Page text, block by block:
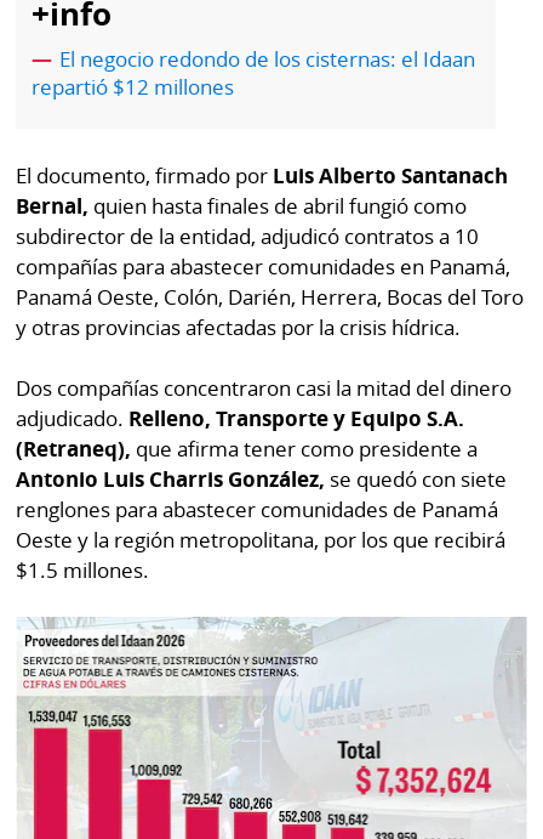
OTROS
SITIOS
Metro
Tienda
Panamá
Tus
Tiquetes
Cero
KM
Corprensa
Ellas
Club
La
Prensa
Fácil
⌾
Hoy
por
Hoy
Sábado
⌾
La
Repregunta
⌾
Tal
Cual
⌾
Sabrina
Sin
Censura
+info
El negocio redondo de los cisternas: el Idaan
repartió $12 millones
El documento, firmado por Luis Alberto Santanach
Bernal, quien hasta finales de abril fungió como
subdirector de la entidad, adjudicó contratos a 10
compañías para abastecer comunidades en Panamá,
Panamá Oeste, Colón, Darién, Herrera, Bocas del Toro
y otras provincias afectadas por la crisis hídrica.
Dos compañías concentraron casi la mitad del dinero
adjudicado. Relleno, Transporte y Equipo S.A.
(Retraneq), que afirma tener como presidente a
Antonio Luis Charris González, se quedó con siete
renglones para abastecer comunidades de Panamá
Oeste y la región metropolitana, por los que recibirá
$1.5 millones.